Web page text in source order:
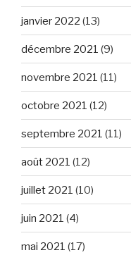
janvier 2022 (13)
décembre 2021 (9)
novembre 2021 (11)
octobre 2021 (12)
septembre 2021 (11)
août 2021 (12)
juillet 2021 (10)
juin 2021 (4)
mai 2021 (17)